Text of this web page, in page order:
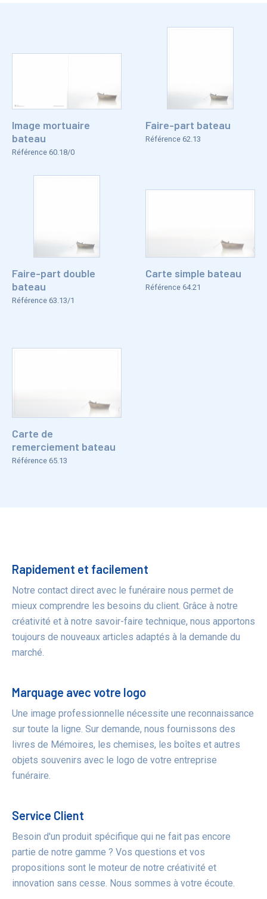
Image mortuaire
bateau
Référence 60.18/0
Faire-part bateau
Référence 62.13
Faire-part double
bateau
Référence 63.13/1
Carte simple bateau
Référence 64.21
Carte de
remerciement bateau
Référence 65.13
Bénéfices
Rapidement et facilement
Notre contact direct avec le funéraire nous permet de
mieux comprendre les besoins du client. Grâce à notre
créativité et à notre savoir-faire technique, nous apportons
toujours de nouveaux articles adaptés à la demande du
marché.
Marquage avec votre logo
Une image professionnelle nécessite une reconnaissance
sur toute la ligne. Sur demande, nous fournissons des
livres de Mémoires, les chemises, les boîtes et autres
objets souvenirs avec le logo de votre entreprise
funéraire.
Service Client
Besoin d'un produit spécifique qui ne fait pas encore
partie de notre gamme ? Vos questions et vos
propositions sont le moteur de notre créativité et
innovation sans cesse. Nous sommes à votre écoute.